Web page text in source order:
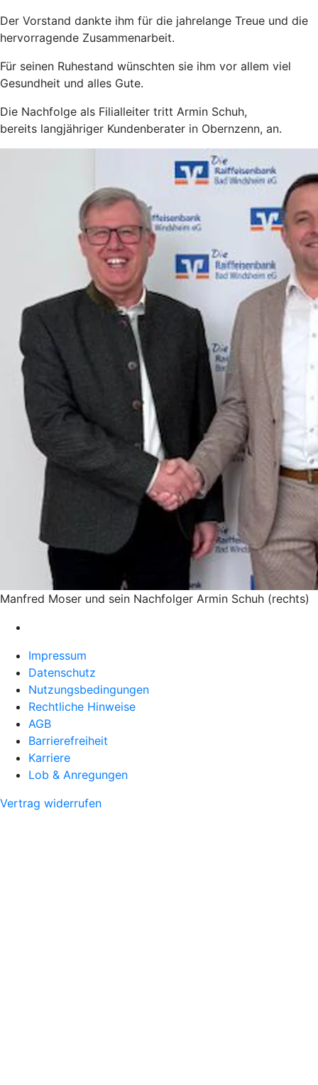
Der Vorstand dankte ihm für die jahrelange Treue und die
hervorragende Zusammenarbeit.
Für seinen Ruhestand wünschten sie ihm vor allem viel
Gesundheit und alles Gute.
Die Nachfolge als Filialleiter tritt Armin Schuh,
bereits langjähriger Kundenberater in Obernzenn, an.
Manfred Moser und sein Nachfolger Armin Schuh (rechts)
Impressum
Datenschutz
Nutzungsbedingungen
Rechtliche Hinweise
AGB
Barrierefreiheit
Karriere
Lob & Anregungen
Vertrag widerrufen